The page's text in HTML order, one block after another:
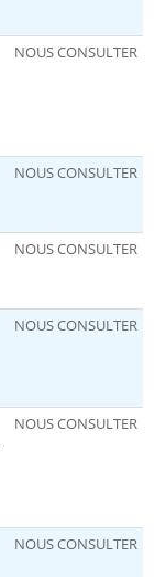
NOUS CONSULTER
NOUS CONSULTER
NOUS CONSULTER
NOUS CONSULTER
NOUS CONSULTER
NOUS CONSULTER